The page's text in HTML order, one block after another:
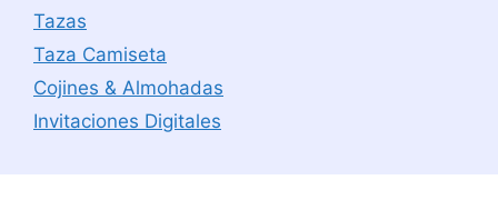
Tazas
Taza Camiseta
Cojines & Almohadas
Invitaciones Digitales